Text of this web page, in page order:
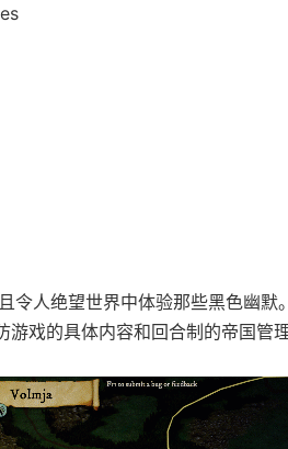
令人绝望世界中体验那些黑色幽默。
游戏的具体内容和回合制的帝国管